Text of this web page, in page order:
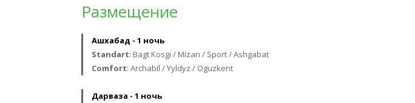
Размещение
Ашхабад - 1 ночь
Standart: Bagt Kosgi / Mizan / Sport / Ashgabat
Comfort: Archabil / Yyldyz / Oguzkent
Дарваза - 1 ночь